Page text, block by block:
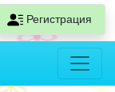
Регистрация